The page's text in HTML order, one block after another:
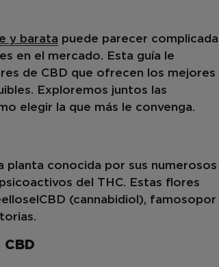
y barata puede parecer complicada
en el mercado. Esta guía le
de CBD que ofrecen los mejores
Exploremos juntos las
elegir la que más le convenga.
planta conocida por sus numerosos
del THC. Estas flores
ellosel CBD (cannabidiol), famosopor